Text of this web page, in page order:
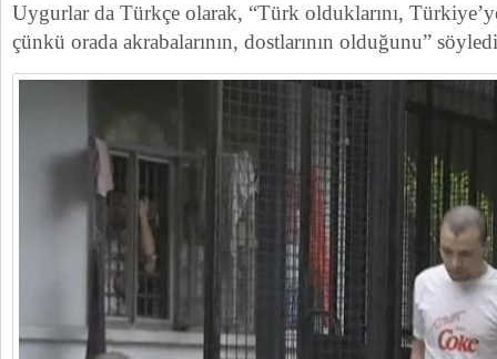
Uygurlar da Türkçe olarak, “Türk olduklarını,
çünkü orada akrabalarının, dostlarının olduğunu”